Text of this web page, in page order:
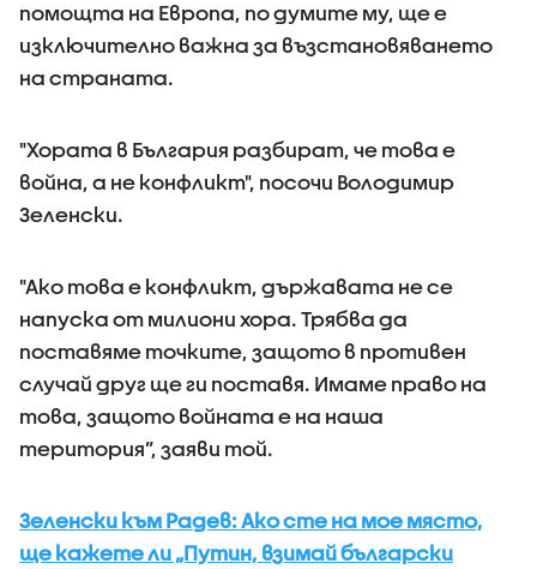
помощта на Европа, по думите му, ще е
изключително важна за възстановяването
на страната.
"Хората в България разбират, че това е
война, а не конфликт", посочи Володимир
Зеленски.
"Ако това е конфликт, държавата не се
напуска от милиони хора. Трябва да
поставяме точките, защото в противен
случай друг ще ги поставя. Имаме право на
това, защото войната е на наша
територия”, заяви той.
Зеленски към Радев: Ако сте на мое място,
ще кажете ли „Путин, взимай български